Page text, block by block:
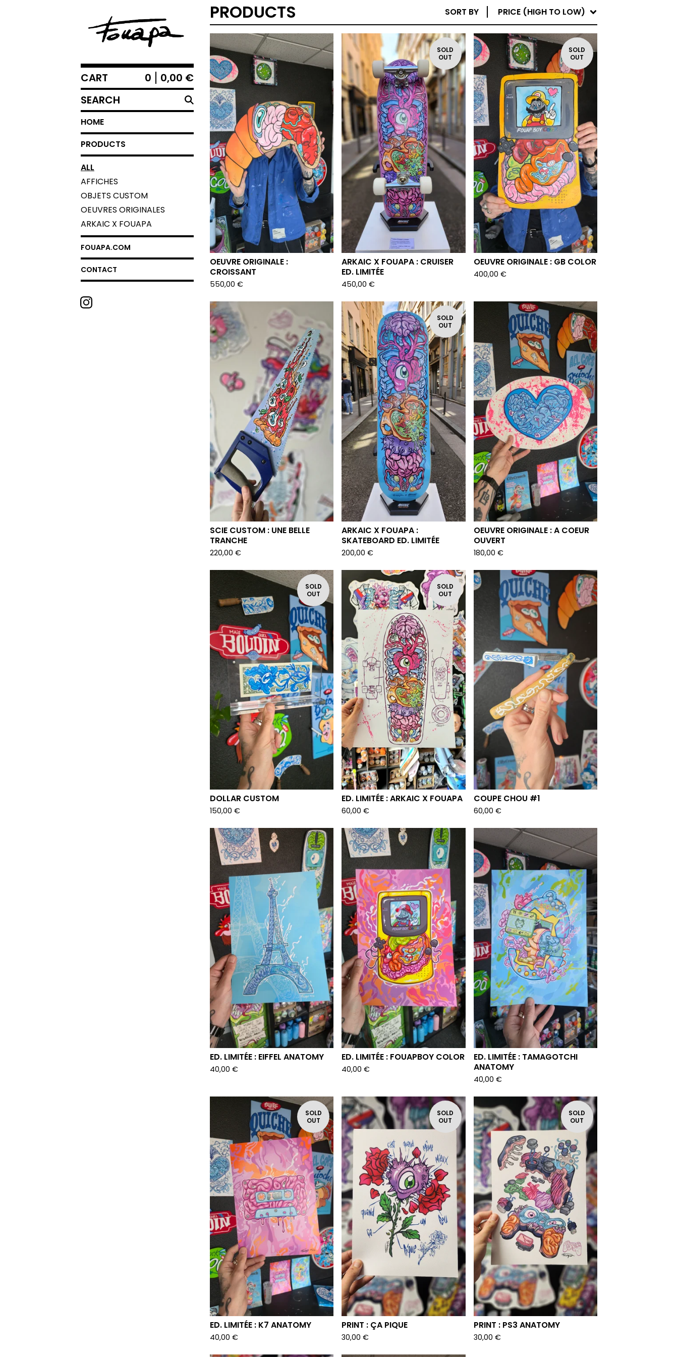
CART 0 0,00 €
SEARCH
HOME
PRODUCTS
ALL
AFFICHES
OBJETS CUSTOM
OEUVRES ORIGINALES
ARKAIC X FOUAPA
FOUAPA.COM
CONTACT
PRODUCTS SORT BY PRICE (HIGH TO LOW)
OEUVRE ORIGINALE :
CROISSANT
550,00 €
SOLD
OUT
ARKAIC X FOUAPA : CRUISER
ED. LIMITÉE
450,00€
SOLD
OUT
OEUVRE ORIGINALE : GB COLOR
400,00 €
SCIE CUSTOM : UNE BELLE
TRANCHE
220,00 €
SOLD
OUT
ARKAIC X FOUAPA :
SKATEBOARD ED. LIMITÉE
200,00€
OEUVRE ORIGINALE : A COEUR
OUVERT
180,00 €
SOLD
OUT
DOLLAR CUSTOM
150,00 €
SOLD
OUT
ED. LIMITÉE : ARKAIC X FOUAPA
60,00€
COUPE CHOU #1
60,00 €
ED. LIMITÉE : EIFFEL ANATOMY
40,00 €
ED. LIMITÉE : FOUAPBOY COLOR
40,00€
ED. LIMITÉE : TAMAGOTCHI
ANATOMY
40,00 €
SOLD
OUT
ED. LIMITÉE : K7 ANATOMY
40,00 €
SOLD
OUT
PRINT : ÇA PIQUE
30,00€
SOLD
OUT
PRINT : PS3 ANATOMY
30,00 €